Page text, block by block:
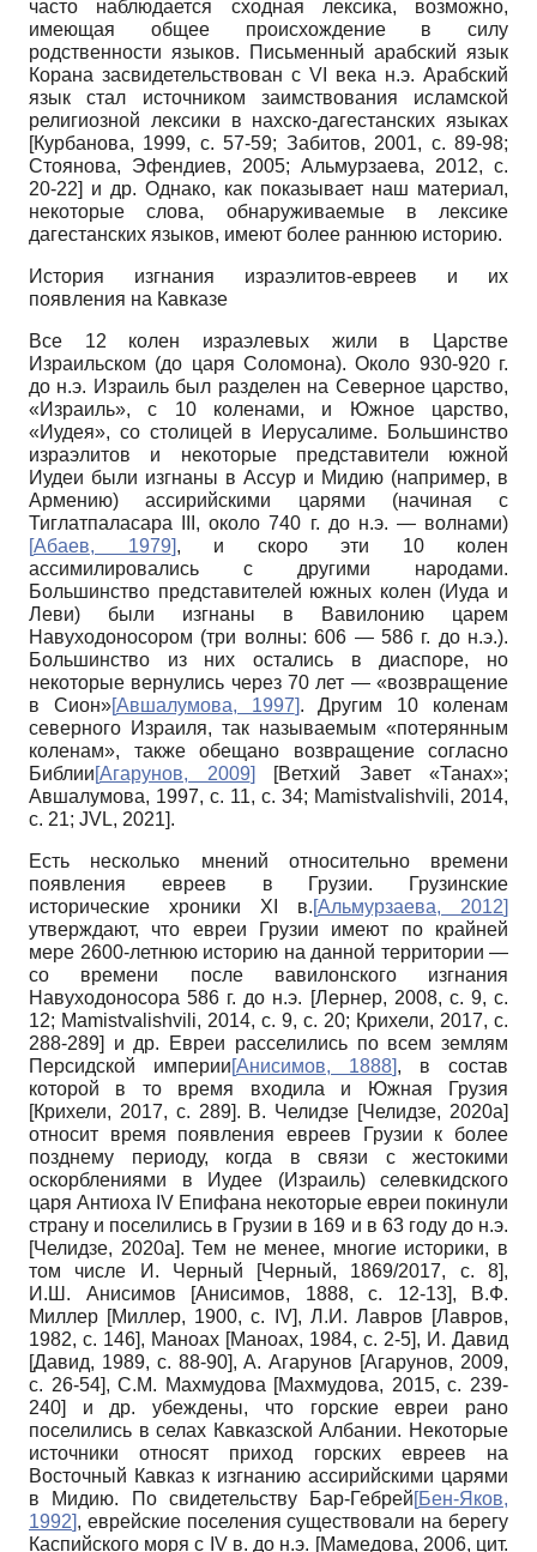
часто наблюдается сходная лексика, возможно,
имеющая общее происхождение в силу
родственности языков. Письменный арабский язык
Корана засвидетельствован с VI века н.э. Арабский
язык стал источником заимствования исламской
религиозной лексики в нахско-дагестанских языках
[Курбанова, 1999, с. 57-59; Забитов, 2001, с. 89-98;
Стоянова, Эфендиев, 2005; Альмурзаева, 2012, с.
20-22] и др. Однако, как показывает наш материал,
некоторые слова, обнаруживаемые в лексике
дагестанских языков, имеют более раннюю историю.
История изгнания израэлитов-евреев и их
появления на Кавказе
Все 12 колен израэлевых жили в Царстве
Израильском (до царя Соломона). Около 930-920 г.
до н.э. Израиль был разделен на Северное царство,
«Израиль», с 10 коленами, и Южное царство,
«Иудея», со столицей в Иерусалиме. Большинство
израэлитов и некоторые представители южной
Иудеи были изгнаны в Ассур и Мидию (например, в
Армению) ассирийскими царями (начиная с
Тиглатпаласара III, около 740 г. до н.э. — волнами)
[Абаев, 1979], и скоро эти 10 колен
ассимилировались с другими народами.
Большинство представителей южных колен (Иуда и
Леви) были изгнаны в Вавилонию царем
Навуходоносором (три волны: 606 — 586 г. до н.э.).
Большинство из них остались в диаспоре, но
некоторые вернулись через 70 лет — «возвращение
в Сион»[Авшалумова, 1997]. Другим 10 коленам
северного Израиля, так называемым «потерянным
коленам», также обещано возвращение согласно
Библии[Агарунов, 2009] [Ветхий Завет «Танах»;
Авшалумова, 1997, с. 11, с. 34; Mamistvalishvili, 2014,
с. 21; JVL, 2021].
Есть несколько мнений относительно времени
появления евреев в Грузии. Грузинские
исторические хроники XI в.[Альмурзаева, 2012]
утверждают, что евреи Грузии имеют по крайней
мере 2600-летнюю историю на данной территории —
со времени после вавилонского изгнания
Навуходоносора 586 г. до н.э. [Лернер, 2008, с. 9, с.
12; Mamistvalishvili, 2014, с. 9, с. 20; Крихели, 2017, с.
288-289] и др. Евреи расселились по всем землям
Персидской империи[Анисимов, 1888], в состав
которой в то время входила и Южная Грузия
[Крихели, 2017, с. 289]. В. Челидзе [Челидзе, 2020a]
относит время появления евреев Грузии к более
позднему периоду, когда в связи с жестокими
оскорблениями в Иудее (Израиль) селевкидского
царя Антиоха IV Епифана некоторые евреи покинули
страну и поселились в Грузии в 169 и в 63 году до н.э.
[Челидзе, 2020a]. Тем не менее, многие историки, в
том числе И. Черный [Черный, 1869/2017, с. 8],
И.Ш. Анисимов [Анисимов, 1888, с. 12-13], В.Ф.
Миллер [Миллер, 1900, с. IV], Л.И. Лавров [Лавров,
1982, с. 146], Маноах [Маноах, 1984, с. 2-5], И. Давид
[Давид, 1989, с. 88-90], А. Агарунов [Агарунов, 2009,
с. 26-54], C.М. Махмудова [Махмудова, 2015, с. 239-
240] и др. убеждены, что горские евреи рано
поселились в селах Кавказской Албании. Некоторые
источники относят приход горских евреев на
Восточный Кавказ к изгнанию ассирийскими царями
в Мидию. По свидетельству Бар-Гебрей[Бен-Яков,
1992], еврейские поселения существовали на берегу
Каспийского моря с IV в. до н.э. [Мамедова, 2006, цит.